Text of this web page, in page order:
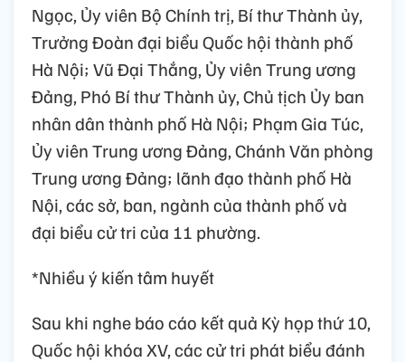
Ngọc, Ủy viên Bộ Chính trị, Bí thư Thành ủy,
Trưởng Đoàn đại biểu Quốc hội thành phố
Hà Nội; Vũ Đại Thắng, Ủy viên Trung ương
Đảng, Phó Bí thư Thành ủy, Chủ tịch Ủy ban
nhân dân thành phố Hà Nội; Phạm Gia Túc,
Ủy viên Trung ương Đảng, Chánh Văn phòng
Trung ương Đảng; lãnh đạo thành phố Hà
Nội, các sở, ban, ngành của thành phố và
đại biểu cử tri của 11 phường.
*Nhiều ý kiến tâm huyết
Sau khi nghe báo cáo kết quả Kỳ họp thứ 10,
Quốc hội khóa XV, các cử tri phát biểu đánh